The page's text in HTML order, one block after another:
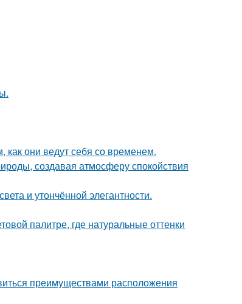
как они ведут себя со временем.
создавая атмосферу спокойствия
и утончённой элегантности.
палитре, где натуральные оттенки
преимуществами расположения